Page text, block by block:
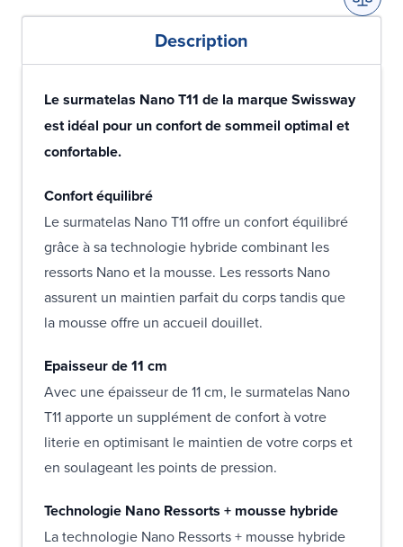
Description
Le surmatelas Nano T11 de la marque Swissway
est idéal pour un confort de sommeil optimal et
confortable.
Confort équilibré
Le surmatelas Nano T11 offre un confort équilibré
grâce à sa technologie hybride combinant les
ressorts Nano et la mousse. Les ressorts Nano
assurent un maintien parfait du corps tandis que
la mousse offre un accueil douillet.
Epaisseur de 11 cm
Avec une épaisseur de 11 cm, le surmatelas Nano
T11 apporte un supplément de confort à votre
literie en optimisant le maintien de votre corps et
en soulageant les points de pression.
Technologie Nano Ressorts + mousse hybride
La technologie Nano Ressorts + mousse hybride